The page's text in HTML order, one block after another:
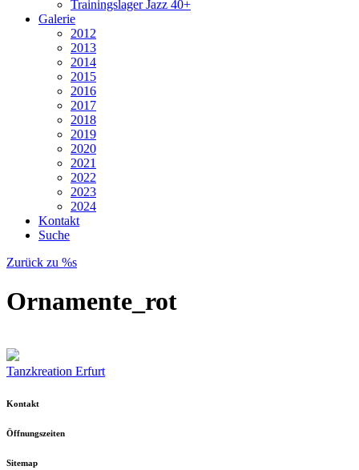
Trainingslager Jazz 40+
Galerie
2012
2013
2014
2015
2016
2017
2018
2019
2020
2021
2022
2023
2024
Kontakt
Suche
Zurück zu %s
Ornamente_rot
Tanzkreation Erfurt
Kontakt
Öffnungszeiten
Sitemap